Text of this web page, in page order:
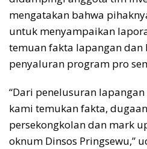
mengatakan bahwa
untuk menyampaikan
temuan fakta lapangan
penyaluran program pro
“Dari penelusuran lapangan
kami temukan fakta,
persekongkolan dan mark
oknum Dinsos Pringsewu,”